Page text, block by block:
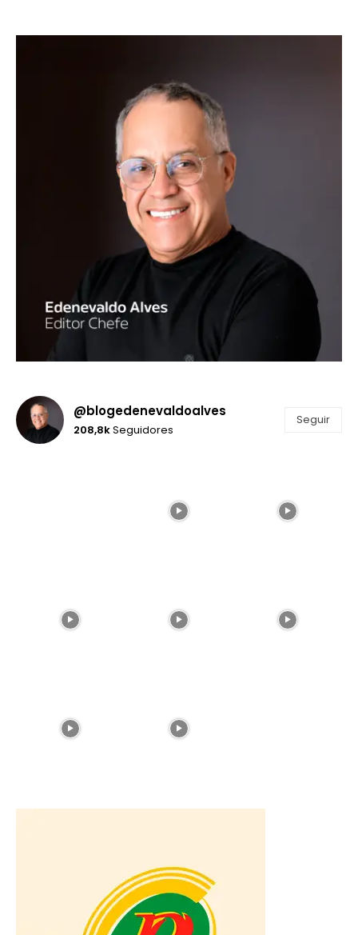
@blogedenevaldoalves
208,8kSeguidores
Seguir